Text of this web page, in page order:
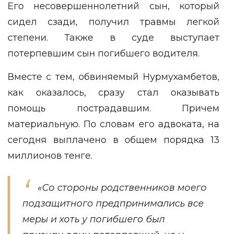
Его несовершеннолетний сын, который
сидел сзади, получил травмы легкой
степени. Также в суде выступает
потерпевшим сын погибшего водителя.
Вместе с тем, обвиняемый Нурмухамбетов,
как оказалось, сразу стал оказывать
помощь пострадавшим. Причем
материальную. По словам его адвоката, на
сегодня выплачено в общем порядка 13
миллионов тенге.
«Со стороны родственников моего
подзащитного предпринимались все
меры и хоть у погибшего был